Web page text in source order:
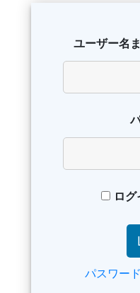
ユーザー名
ロ
パスワー